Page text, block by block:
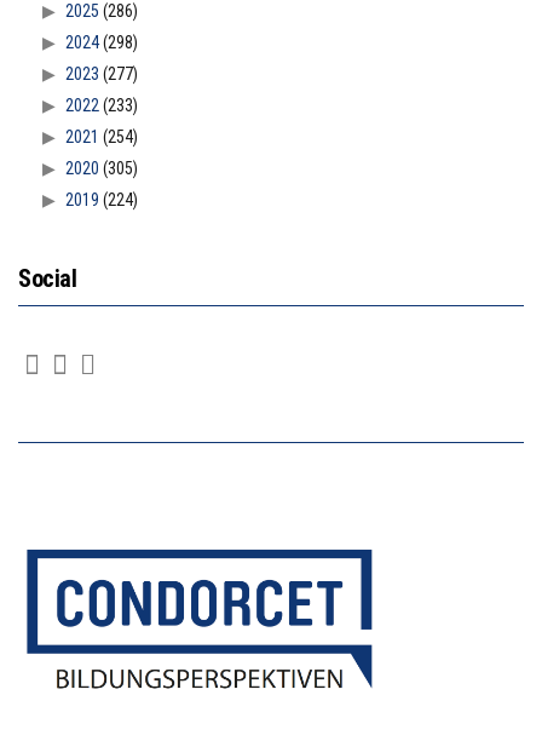
2025 (286)
2024(298)
2023 (277)
2022 (233)
2021 (254)
2020 (305)
2019 (224)
Social